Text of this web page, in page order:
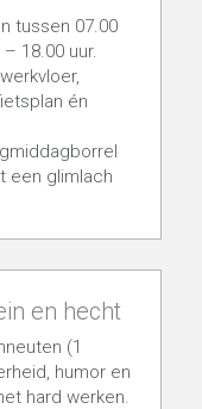
tussen 07.00
18.00 uur.
én
een glimlach
en hecht
(1
humor en
hard werken.